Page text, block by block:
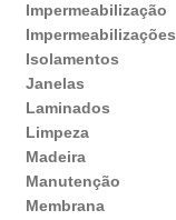
Impermeabilização
Impermeabilizações
Isolamentos
Janelas
Laminados
Limpeza
Madeira
Manutenção
Membrana